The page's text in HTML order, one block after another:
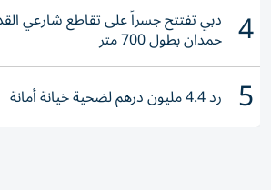
4 دبي تفتتح جسراً على تقاطع شارعي
حمدان بطول 700 متر
5 رد 4.4 مليون درهم لضحية خيانة أمانة